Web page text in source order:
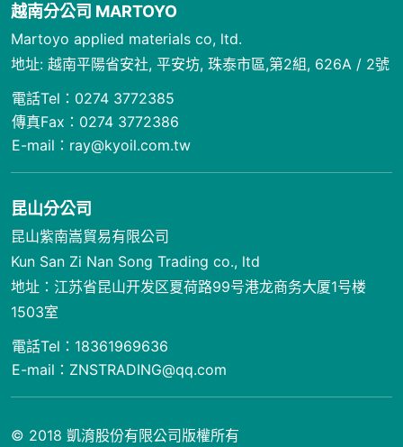
越南分公司 MARTOYO
Martoyo applied materials co, ltd.
地址: 越南平陽省安社, 平安坊, 珠泰市區,第2組, 626A / 2號
電話Tel：0274 3772385
傳真Fax：0274 3772386
E-mail： ray@kyoil.com.tw
昆山分公司
昆山紫南嵩貿易有限公司
Kun San Zi Nan Song Trading co., ltd
地址：江苏省昆山开发区夏荷路99号港龙商务大厦1号楼
1503室
電話Tel：18361969636
E-mail： ZNSTRADING@qq.com
© 2018 凱淯股份有限公司版權所有